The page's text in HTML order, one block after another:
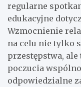
regularne
edukacyjne
Wzmocnienie
na celu nie tylko
przestępstwa,
poczucia
odpowiedzialne